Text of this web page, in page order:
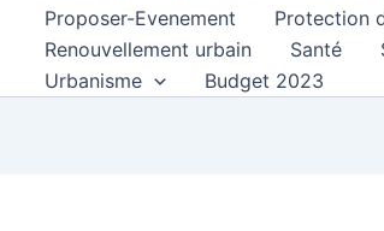
Proposer-Evenement
Protection
Renouvellement urbain
Santé
Urbanisme
Budget 2023